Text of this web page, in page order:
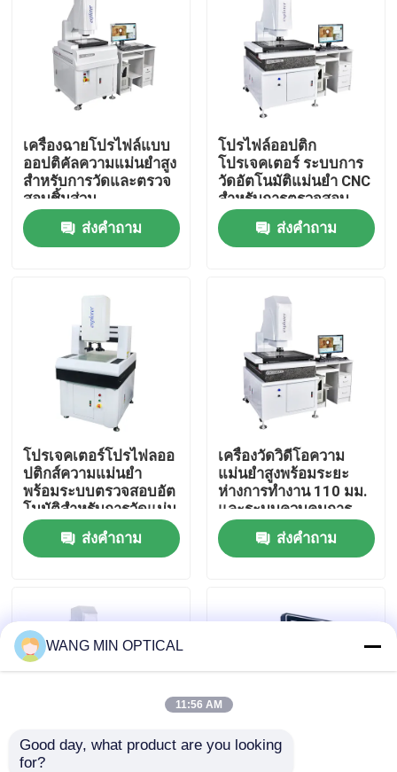
วิดีโอ
เกี่ยวกับเรา
ทัวร์โรงงาน
ควบคุมคุณภาพ
ข่าว
เครื่องวัดวิชั่นซีเอ็นซี
เครื่องฉายโปรไฟล์แบบ
ออปติคัลความแม่นยำสูง
สำหรับการวัดและตรวจ
สอบชิ้นส่วน
อิเล็กทรอนิกส์อัตโนมัติ
ด้วยระยะการทำงาน
110 มม
ส่งคำถาม
โปรไฟล์ออปติก
โปรเจคเตอร์ ระบบการ
วัดอัตโนมัติแม่นยํา CNC
สําหรับการตรวจสอบ
ส่วนประกอบ
อิเล็กทรอนิกส์และการ
ตรวจพบความบกพร่อง
ส่งคำถาม
โปรเจคเตอร์โปรไฟลออ
ปติกส์ความแม่นยํา
พร้อมระบบตรวจสอบอัต
โนมัติสําหรับการวัดแม่น
ยําและการตรวจพบ
ความบกพร่องใน
อิเล็กทรอนิกส์
ส่งคำถาม
เครื่องวัดวิดีโอความ
แม่นยำสูงพร้อมระยะ
ห่างการทำงาน 110 มม.
และระบบควบคุมการ
เคลื่อนที่แบบปิดเต็มรูป
แบบ CNCส่งคำถาม
โปรเจคเตอร์โปรไฟล์ออ
WANG MIN OPTICAL
11:56 AM
Good day, what product are you looking
for?